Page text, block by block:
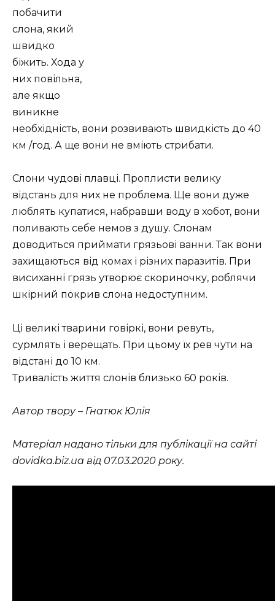
побачити
слона, який
швидко
біжить. Хода у
них повільна,
але якщо
виникне
необхідність, вони розвивають швидкість до 40
км /год. А ще вони не вміють стрибати.
Слони чудові плавці. Проплисти велику
відстань для них не проблема. Ще вони дуже
люблять купатися, набравши воду в хобот, вони
поливають себе немов з душу. Слонам
доводиться приймати грязьові ванни. Так вони
захищаються від комах і різних паразитів. При
висиханні грязь утворює скориночку, роблячи
шкірний покрив слона недоступним.
Ці великі тварини говіркі, вони ревуть,
сурмлять і верещать. При цьому їх рев чути на
відстані до 10 км.
Тривалість життя слонів близько 60 років.
Автор твору – Гнатюк Юлія
Матеріал надано тільки для публікації на сайті
dovidka.biz.ua від 07.03.2020 року.